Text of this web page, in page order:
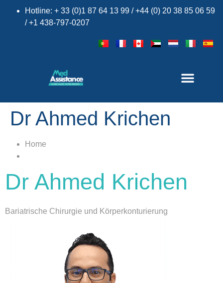
Hotline: + 33 (0)1 87 64 13 99 / +44 (0) 20 38 85 06 59
/ +1 438-797-0207
Dr Ahmed Krichen
Home
Dr Ahmed Krichen
Bariatrische Chirurgie und Körperkonturierung